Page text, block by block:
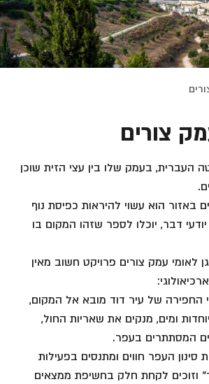
צורים
העברית, בעמק שלו בין עצי הזית שוכן
באזור הוא עשוי להיראות כפיסת נוף
דבר, יוכלו לספר שזהו המקום בו
פועל בגן לאומי עמק צורים פרויקט חשוב מאין
של עיר דוד מובא אל המקום,
ומים, מנקים את שאריות החול,
המסתתרים בעפר.
סינון העפר חווים ומתנסים בפעילות
וזוכים לקחת חלק בחשיפת ממצאים